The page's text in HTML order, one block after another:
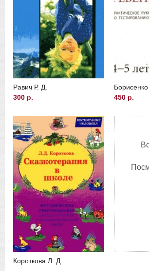
Равич Р. Д.
300 р.
450 р.
Короткова Л. Д.